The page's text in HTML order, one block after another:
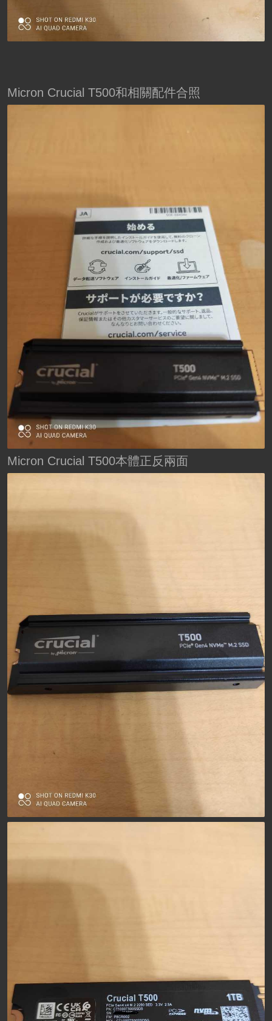
Micron Crucial T500和相關配件合照
Micron Crucial T500本體正反兩面